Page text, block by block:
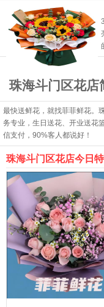
珠海斗门区花店
最快送鲜花，就找菲菲鲜花。
务专业，生日送花、开业送花
信支付，90%客人都说好！
珠海斗门区花店今日